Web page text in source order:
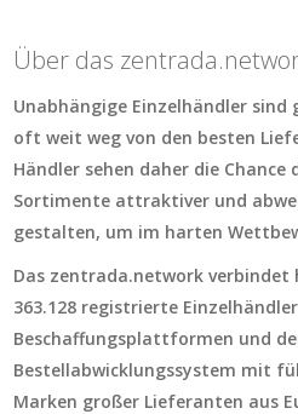
Über das
Unabhängige Einzelhändler sind
oft weit weg von den besten
Händler sehen daher die
Sortimente attraktiver und
gestalten, um im harten
Das zentrada.network verbindet
363.128 registrierte
Beschaffungsplattformen und
Bestellabwicklungssystem mit
Marken großer Lieferanten aus